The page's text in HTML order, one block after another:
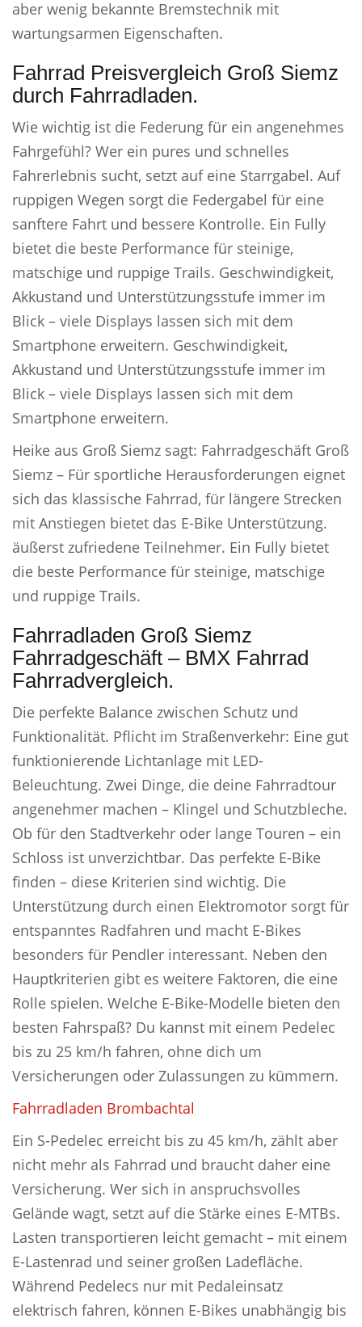
aber wenig bekannte Bremstechnik mit
wartungsarmen Eigenschaften.
Fahrrad Preisvergleich Groß Siemz
durch Fahrradladen.
Wie wichtig ist die Federung für ein angenehmes
Fahrgefühl? Wer ein pures und schnelles
Fahrerlebnis sucht, setzt auf eine Starrgabel. Auf
ruppigen Wegen sorgt die Federgabel für eine
sanftere Fahrt und bessere Kontrolle. Ein Fully
bietet die beste Performance für steinige,
matschige und ruppige Trails. Geschwindigkeit,
Akkustand und Unterstützungsstufe immer im
Blick – viele Displays lassen sich mit dem
Smartphone erweitern. Geschwindigkeit,
Akkustand und Unterstützungsstufe immer im
Blick – viele Displays lassen sich mit dem
Smartphone erweitern.
Heike aus Groß Siemz sagt: Fahrradgeschäft Groß
Siemz – Für sportliche Herausforderungen eignet
sich das klassische Fahrrad, für längere Strecken
mit Anstiegen bietet das E-Bike Unterstützung.
äußerst zufriedene Teilnehmer. Ein Fully bietet
die beste Performance für steinige, matschige
und ruppige Trails.
Fahrradladen Groß Siemz
Fahrradgeschäft – BMX Fahrrad
Fahrradvergleich.
Die perfekte Balance zwischen Schutz und
Funktionalität. Pflicht im Straßenverkehr: Eine gut
funktionierende Lichtanlage mit LED-
Beleuchtung. Zwei Dinge, die deine Fahrradtour
angenehmer machen – Klingel und Schutzbleche.
Ob für den Stadtverkehr oder lange Touren – ein
Schloss ist unverzichtbar. Das perfekte E-Bike
finden – diese Kriterien sind wichtig. Die
Unterstützung durch einen Elektromotor sorgt für
entspanntes Radfahren und macht E-Bikes
besonders für Pendler interessant. Neben den
Hauptkriterien gibt es weitere Faktoren, die eine
Rolle spielen. Welche E-Bike-Modelle bieten den
besten Fahrspaß? Du kannst mit einem Pedelec
bis zu 25 km/h fahren, ohne dich um
Versicherungen oder Zulassungen zu kümmern.
Fahrradladen Brombachtal
Ein S-Pedelec erreicht bis zu 45 km/h, zählt aber
nicht mehr als Fahrrad und braucht daher eine
Versicherung. Wer sich in anspruchsvolles
Gelände wagt, setzt auf die Stärke eines E-MTBs.
Lasten transportieren leicht gemacht – mit einem
E-Lastenrad und seiner großen Ladefläche.
Während Pedelecs nur mit Pedaleinsatz
elektrisch fahren, können E-Bikes unabhängig bis